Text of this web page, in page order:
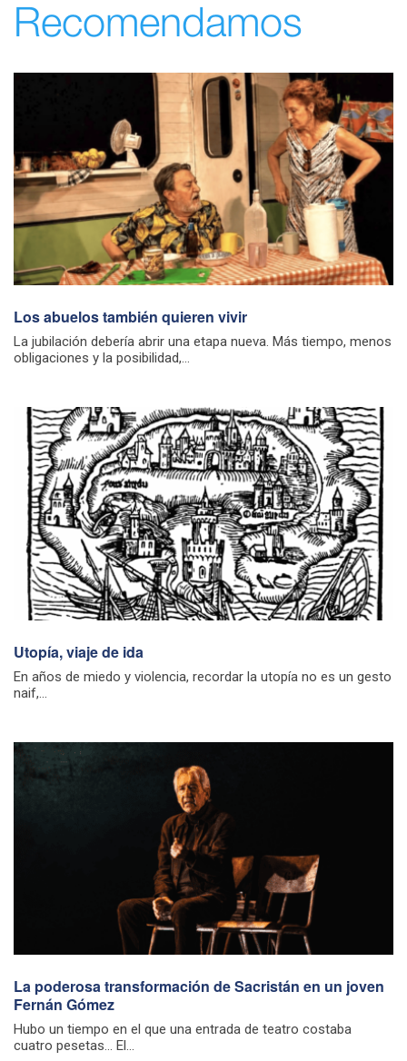
Recomendamos
Los abuelos también quieren vivir
La jubilación debería abrir una etapa nueva. Más tiempo, menos
obligaciones y la posibilidad,...
Utopía, viaje de ida
En años de miedo y violencia, recordar la utopía no es un gesto
naif,...
La poderosa transformación de Sacristán en un joven
Fernán Gómez
Hubo un tiempo en el que una entrada de teatro costaba
cuatro pesetas… El...